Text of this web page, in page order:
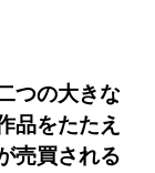
つの大きな
品をたたえ
売買される